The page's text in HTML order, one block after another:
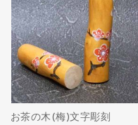
お茶の木(梅)文字彫刻